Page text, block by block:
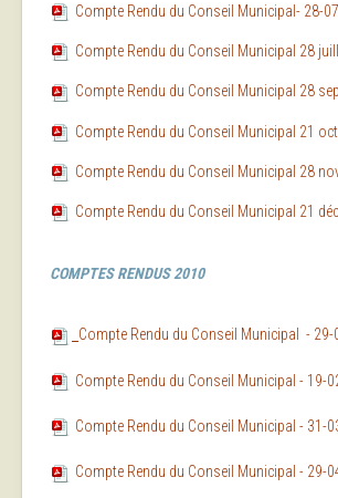
Compte Rendu du Conseil Municipal- 28-
Compte Rendu du Conseil Municipal 28
Compte Rendu du Conseil Municipal 28
Compte Rendu du Conseil Municipal 21
Compte Rendu du Conseil Municipal 28
Compte Rendu du Conseil Municipal 21
COMPTES RENDUS 2010
Compte Rendu du Conseil Municipal - 29-
Compte Rendu du Conseil Municipal - 19-
Compte Rendu du Conseil Municipal - 31-
Compte Rendu du Conseil Municipal - 29-